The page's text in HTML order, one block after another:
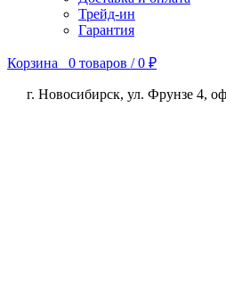
Трейд-ин
Гарантия
Корзина 0 товаров / 0 ₽
г. Новосибирск, ул. Фрунзе 4,